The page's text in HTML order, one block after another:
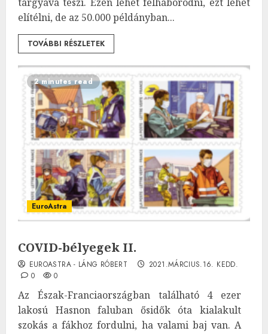
elítélni, de az 50.000 példányban...
TOVÁBBI RÉSZLETEK
2 minutes read
EuroAstra
COVID-bélyegek II.
EUROASTRA - LÁNG RÓBERT
2021.MÁRCIUS.16. KEDD.
0
0
Az Észak-Franciaországban található 4 ezer
lakosú Hasnon faluban ősidők óta kialakult
szokás a fákhoz fordulni, ha valami baj van. A